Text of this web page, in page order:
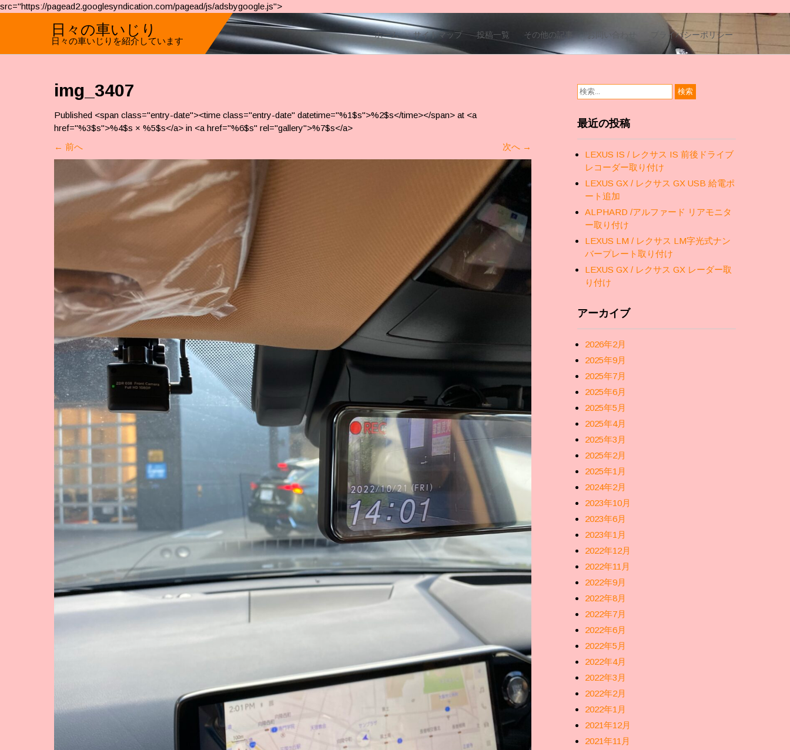
src="https://pagead2.googlesyndication.com/pagead/js/adsbygoogle.js">
日々の車いじり
日々の車いじりを紹介しています
ホーム サイトマップ 投稿一覧 その他の記事 お問い合わせ プライバシーポリシー
img_3407
Published <span class="entry-date"><time class="entry-date" datetime="%1$s">%2$s</time></span> at <a
href="%3$s">%4$s × %5$s</a> in <a href="%6$s" rel="gallery">%7$s</a>
← 前へ 次へ →
最近の投稿
LEXUS IS / レクサス IS 前後ドライブ
レコーダー取り付け
LEXUS GX / レクサス GX USB 給電ポ
ート追加
ALPHARD /アルファード リアモニタ
ー取り付け
LEXUS LM / レクサス LM字光式ナン
バープレート取り付け
LEXUS GX / レクサス GX レーダー取
り付け
アーカイブ
2026年2月
2025年9月
2025年7月
2025年6月
2025年5月
2025年4月
2025年3月
2025年2月
2025年1月
2024年2月
2023年10月
2023年6月
2023年1月
2022年12月
2022年11月
2022年9月
2022年8月
2022年7月
2022年6月
2022年5月
2022年4月
2022年3月
2022年2月
2022年1月
2021年12月
2021年11月